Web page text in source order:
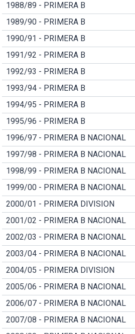
1988/89 - PRIMERA B
1989/90 - PRIMERA B
1990/91 - PRIMERA B
1991/92 - PRIMERA B
1992/93 - PRIMERA B
1993/94 - PRIMERA B
1994/95 - PRIMERA B
1995/96 - PRIMERA B
1996/97 - PRIMERA B NACIONAL
1997/98 - PRIMERA B NACIONAL
1998/99 - PRIMERA B NACIONAL
1999/00 - PRIMERA B NACIONAL
2000/01 - PRIMERA DIVISION
2001/02 - PRIMERA B NACIONAL
2002/03 - PRIMERA B NACIONAL
2003/04 - PRIMERA B NACIONAL
2004/05 - PRIMERA DIVISION
2005/06 - PRIMERA B NACIONAL
2006/07 - PRIMERA B NACIONAL
2007/08 - PRIMERA B NACIONAL